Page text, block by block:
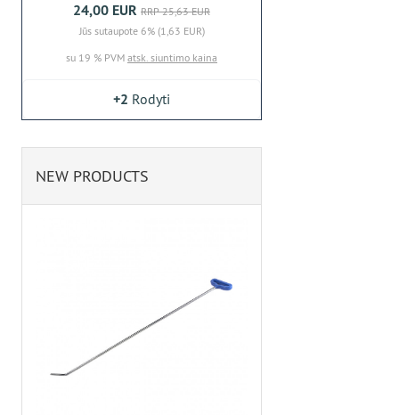
24,00 EUR RRP 25,63 EUR
Jūs sutaupote 6% (1,63 EUR)
su 19 % PVM atsk. siuntimo kaina
+2 Rodyti
NEW PRODUCTS